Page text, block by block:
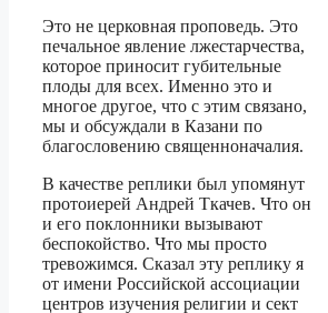
Это не церковная проповедь. Это
печальное явление лжестарчества,
которое приносит губительные
плоды для всех. Именно это и
многое другое, что с этим связано,
мы и обсуждали в Казани по
благословению священноначалия.
В качестве реплики был упомянут
протоиерей Андрей Ткачев. Что он
и его поклонники вызывают
беспокойство. Что мы просто
тревожимся. Сказал эту реплику я
от имени Российской ассоциации
центров изучения религии и сект